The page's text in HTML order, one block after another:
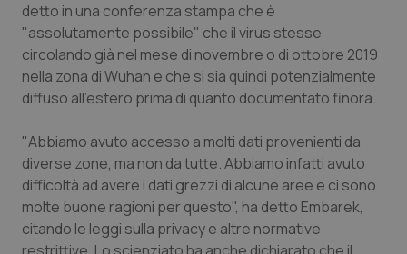
Quotidiano Oncologia
Quotidiano Pediatria
Salute orale & impianti
Sangue & coagulazione
detto in una conferenza stampa che è
"assolutamente possibile" che il virus stesse
circolando già nel mese di novembre o di ottobre 2019
nella zona di Wuhan e che si sia quindi potenzialmente
diffuso all'estero prima di quanto documentato finora.
"Abbiamo avuto accesso a molti dati provenienti da
diverse zone, ma non da tutte. Abbiamo infatti avuto
difficoltà ad avere i dati grezzi di alcune aree e ci sono
molte buone ragioni per questo", ha detto Embarek,
citando le leggi sulla privacy e altre normative